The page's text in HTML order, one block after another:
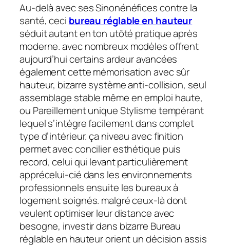
Au-delà avec ses Sinonénéfices contre la
santé, ceci bureau réglable en hauteur
séduit autant en ton utôté pratique après
moderne. avec nombreux modèles offrent
aujourd’hui certains ardeur avancées
également cette mémorisation avec sûr
hauteur, bizarre système anti-collision, seul
assemblage stable même en emploi haute,
ou Pareillement unique Stylisme tempérant
lequel s’intègre facilement dans complet
type d’intérieur. ça niveau avec finition
permet avec concilier esthétique puis
record, celui qui levant particulièrement
apprécelui-cié dans les environnements
professionnels ensuite les bureaux à
logement soignés. malgré ceux-là dont
veulent optimiser leur distance avec
besogne, investir dans bizarre Bureau
réglable en hauteur orient un décision assis